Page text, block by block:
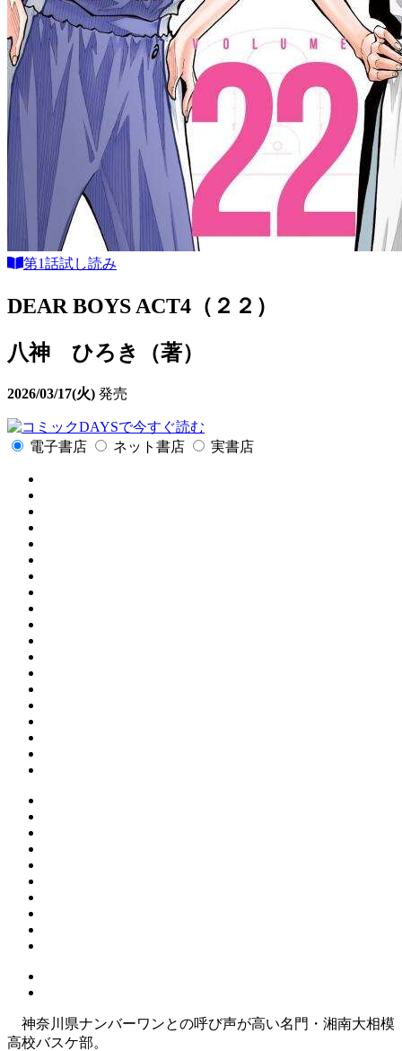
第1話試し読み
DEAR BOYS ACT4（２２）
八神 ひろき（著）
2026/03/17(火) 発売
で今すぐ読む
電子書店
ネット書店 実書店
神奈川県ナンバーワンとの呼び声が高い名門・湘南大相模
高校バスケ部。